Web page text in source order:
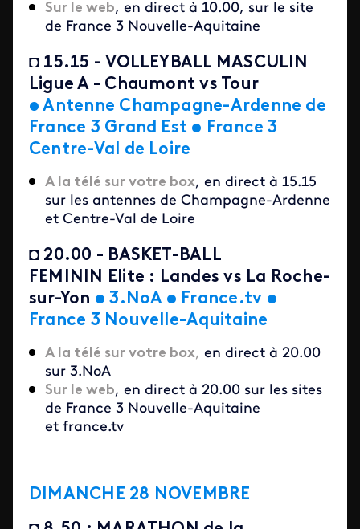
Sur le web, en direct à 10.00, sur le site
de France 3 Nouvelle-Aquitaine
◘ 15.15 - VOLLEYBALL MASCULIN
Ligue A - Chaumont vs Tour
• Antenne Champagne-Ardenne de
France 3 Grand Est • France 3
Centre-Val de Loire
A la télé sur votre box, en direct à 15.15
sur les antennes de Champagne-Ardenne
et Centre-Val de Loire
◘20.00 - BASKET-BALL
FEMININ Elite : Landes vs La Roche-
sur-Yon • 3.NoA • France.tv •
France 3 Nouvelle-Aquitaine
A la télé sur votre box, en direct à 20.00
sur 3.NoA
Sur le web, en direct à 20.00 sur les sites
de France 3 Nouvelle-Aquitaine
et france.tv
DIMANCHE 28 NOVEMBRE